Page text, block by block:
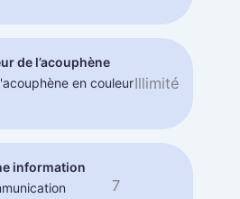
de l’acouphène
en couleurIllimité
information
7